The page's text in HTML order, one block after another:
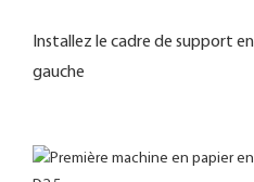
Installez le cadre de support
gauche